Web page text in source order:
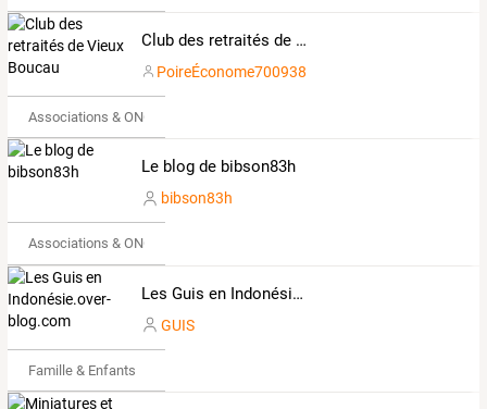
Club des retraités de Vieux Boucau
PoireÉconome700938
Associations & ONG
Le blog de bibson83h
bibson83h
Associations & ONG
Les Guis en Indonésie.over-blog.com
GUIS
Famille & Enfants